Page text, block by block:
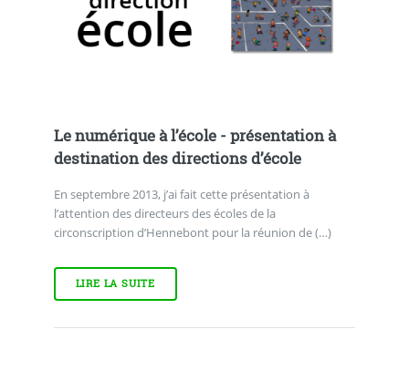
Le numérique à l’école - présentation à
destination des directions d’école
En septembre 2013, j’ai fait cette présentation à
l’attention des directeurs des écoles de la
circonscription d’Hennebont pour la réunion de (…)
LIRE LA SUITE